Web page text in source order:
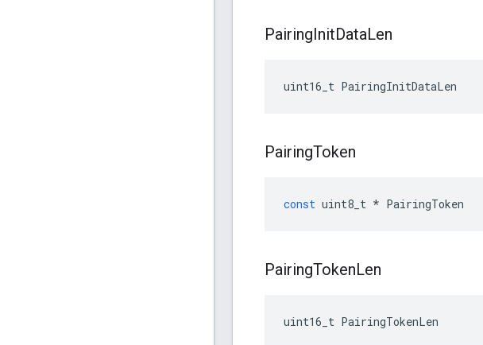
PairingInitDataLen
uint16_t PairingInitDataLen
PairingToken
const uint8_t * PairingToken
PairingTokenLen
uint16_t PairingTokenLen